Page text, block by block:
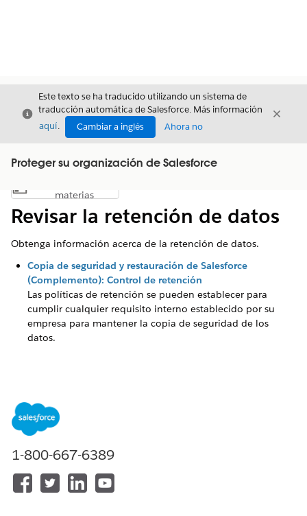
Cerrar
Este texto se ha traducido utilizando un sistema de
traducción automática de Salesforce. Más información
aquí. Cambiar a inglés Ahora no
Cerrar
Proteger su organización de Salesforce
Mostrar índice de materias
materias
Revisar la retención de datos
Obtenga información acerca de la retención de datos.
Copia de seguridad y restauración de Salesforce
(Complemento): Control de retención
Las políticas de retención se pueden establecer para
cumplir cualquier requisito interno establecido por su
empresa para mantener la copia de seguridad de los
datos.
1-800-667-6389